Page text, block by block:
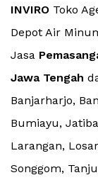
INVIRO Toko
Depot Air
Jasa
Jawa Tengah
Banjarharjo,
Bumiayu,
Larangan,
Songgom,